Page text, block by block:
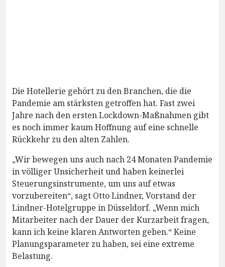
Die Hotellerie gehört zu den Branchen, die die
Pandemie am stärksten getroffen hat. Fast zwei
Jahre nach den ersten Lockdown-Maßnahmen gibt
es noch immer kaum Hoffnung auf eine schnelle
Rückkehr zu den alten Zahlen.
„Wir bewegen uns auch nach 24 Monaten Pandemie
in völliger Unsicherheit und haben keinerlei
Steuerungsinstrumente, um uns auf etwas
vorzubereiten“, sagt Otto Lindner, Vorstand der
Lindner-Hotelgruppe in Düsseldorf. „Wenn mich
Mitarbeiter nach der Dauer der Kurzarbeit fragen,
kann ich keine klaren Antworten geben.“ Keine
Planungsparameter zu haben, sei eine extreme
Belastung.